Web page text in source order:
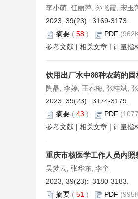
李小萌, 任丽萍, 孙飞霞, 宋玉
2023, 39(23): 3169-3173.
摘要 ( 58 ) PDF
参考文献 | 相关文章 | 计量指
饮用出厂水中86种农药的
陶晶, 李婷, 王春梅, 张桂斌,
2023, 39(23): 3174-3179.
摘要 ( 43 ) PDF
参考文献 | 相关文章 | 计量指
重庆市核医学工作人员内照
吴梦云, 张华东, 李奎
2023, 39(23): 3180-3183.
摘要 ( 51 ) PDF